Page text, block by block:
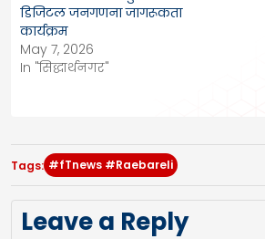
डिजिटल जनगणना जागरूकता
कार्यक्रम
May 7, 2026
In "सिद्धार्थनगर"
Tags: #fTnews #Raebareli
Leave a Reply